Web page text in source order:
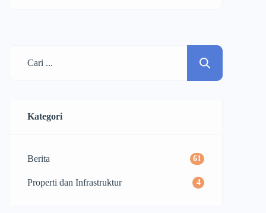
Kategori
Berita 61
Properti dan Infrastruktur 4